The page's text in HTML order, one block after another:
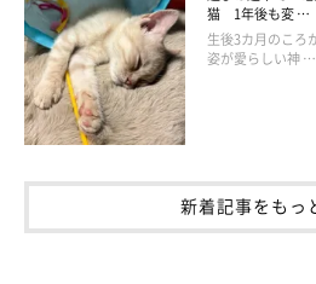
プロフィー
emi
ぷーちゃん+夫婦+息子+娘の５人家族。
何気ないぷーちゃんの日常を、
ます。
猫 1年後も変 …
生後3カ月のころ
姿が愛らしい神 …
新着記事をもっ